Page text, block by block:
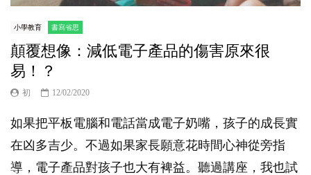
小學教育 書寫省思
顛覆想像：減低電子產品的傷害原來很
易！？
初 12/02/2020
如果把平板電腦和電話當成電子奶嘴，孩子的成長實
在凶多吉少。不過如果家長願意花時間心神從旁指
導，電子產品對孩子也大有裨益。聽過講座，我也試